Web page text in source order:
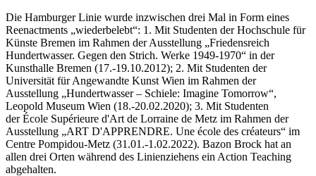
Die Hamburger Linie wurde inzwischen drei Mal in Form eines
Reenactments „wiederbelebt“: 1. Mit Studenten der Hochschule für
Künste Bremen im Rahmen der Ausstellung „Friedensreich
Hundertwasser. Gegen den Strich. Werke 1949-1970“ in der
Kunsthalle Bremen (17.-19.10.2012); 2. Mit Studenten der
Universität für Angewandte Kunst Wien im Rahmen der
Ausstellung „Hundertwasser – Schiele: Imagine Tomorrow“,
Leopold Museum Wien (18.-20.02.2020); 3. Mit Studenten
der École Supérieure d'Art de Lorraine de Metz im Rahmen der
Ausstellung „ART D'APPRENDRE. Une école des créateurs“ im
Centre Pompidou-Metz (31.01.-1.02.2022). Bazon Brock hat an
allen drei Orten während des Linienziehens ein Action Teaching
abgehalten.